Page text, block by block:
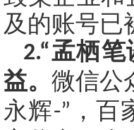
及的账号已
2.“孟栖笔
益。微信公
永辉-” ，百